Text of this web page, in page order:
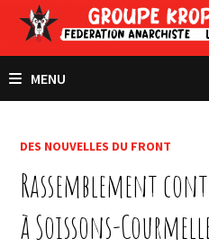
Passer
contenu
MENU
DES NOUVELLES DU FRONT
Rassemblement
à Soissons-